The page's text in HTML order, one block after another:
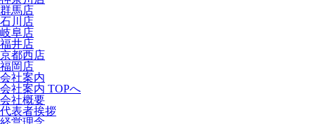
群馬店
石川店
岐阜店
福井店
京都西店
福岡店
会社案内
会社案内 TOPへ
会社概要
代表者挨拶